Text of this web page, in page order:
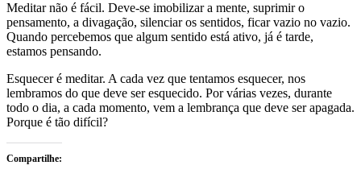
Meditar não é fácil. Deve-se imobilizar a mente, suprimir o
pensamento, a divagação, silenciar os sentidos, ficar vazio no vazio.
Quando percebemos que algum sentido está ativo, já é tarde,
estamos pensando.
Esquecer é meditar. A cada vez que tentamos esquecer, nos
lembramos do que deve ser esquecido. Por várias vezes, durante
todo o dia, a cada momento, vem a lembrança que deve ser apagada.
Porque é tão difícil?
Compartilhe: